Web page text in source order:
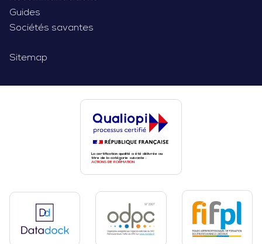
Guides
Sociétés savantes
Sitemap
La certification qualité a été délivrée au
titre de la catégorie suivante :
ACTIONS DE FORMATION